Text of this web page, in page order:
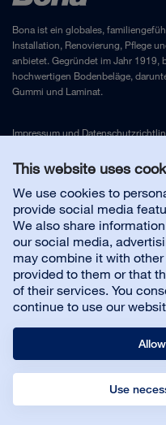
This website uses
We use cookies to
provide social media
We also share
our social media,
may combine it with
provided to them or that
of their services. You
continue to use our
Use
Bona ist ein globales,
Installation, Renovierung, Pflege
anbietet. Gegründet im Jahr 1919,
hochwertigen Bodenbeläge,
Gummi und Laminat.
Impressumund
Kontakt
Kundenservice
Über uns